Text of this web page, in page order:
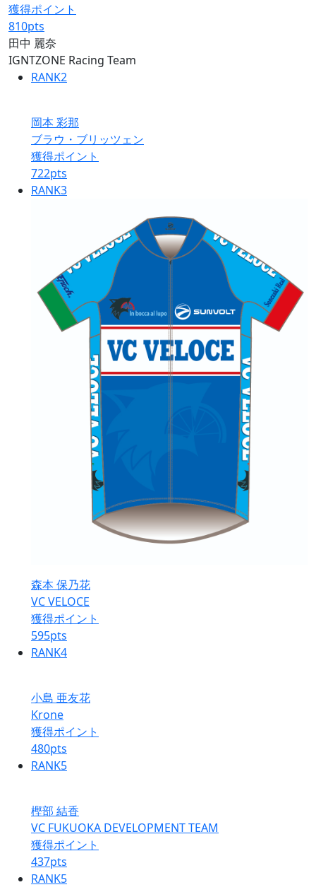
獲得ポイント
810pts
田中 麗奈
IGNTZONE Racing Team
RANK2
岡本 彩那
ブラウ・ブリッツェン
獲得ポイント
722pts
RANK3
森本 保乃花
VC VELOCE
獲得ポイント
595pts
RANK4
小島 亜友花
Krone
獲得ポイント
480pts
RANK5
樫部 結香
VC FUKUOKA DEVELOPMENT TEAM
獲得ポイント
437pts
RANK5